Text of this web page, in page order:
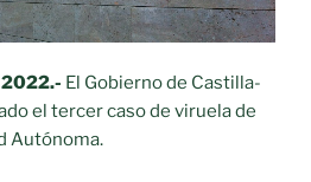
2022.- El Gobierno de Castilla-
el tercer caso de viruela de
Autónoma.